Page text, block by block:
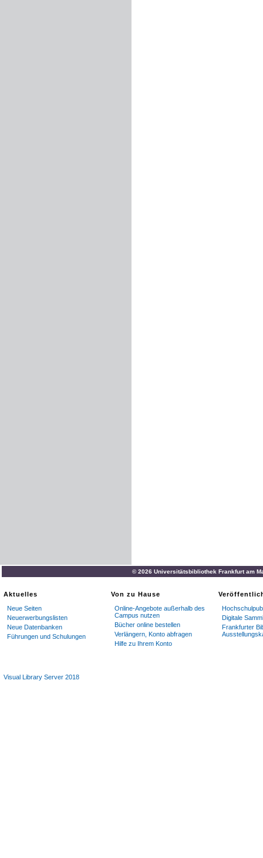
© 2026 Universitätsbibliothek Frankfurt am
Aktuelles
Neue Seiten
Neuerwerbungslisten
Neue Datenbanken
Führungen und Schulungen
Von zu Hause
Online-Angebote außerhalb des
Campus nutzen
Bücher online bestellen
Verlängern, Konto abfragen
Hilfe zu Ihrem Konto
Digitale
Frankfurter
Visual Library Server 2018